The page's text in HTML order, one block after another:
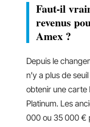
Faut-il
revenus
Amex ?
Depuis le
n’y a plus de
obtenir une carte
Platinum. Les
000 ou 35 000 €